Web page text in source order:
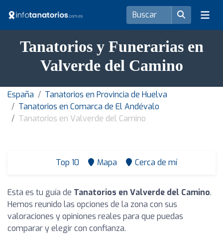
Tanatorios y Funerarias en
Valverde del Camino
España
Tanatorios en Provincia de Huelva
Tanatorios en Comarca de El Andévalo
Tanatorios en Valverde del Camino
Top 10 Mapa Cerca de mí
Esta es tu guía de Tanatorios en Valverde del Camino.
Hemos reunido las opciones de la zona con sus
valoraciones y opiniones reales para que puedas
comparar y elegir con confianza.